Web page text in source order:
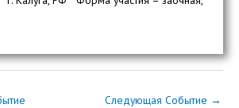
Следующая Событие →